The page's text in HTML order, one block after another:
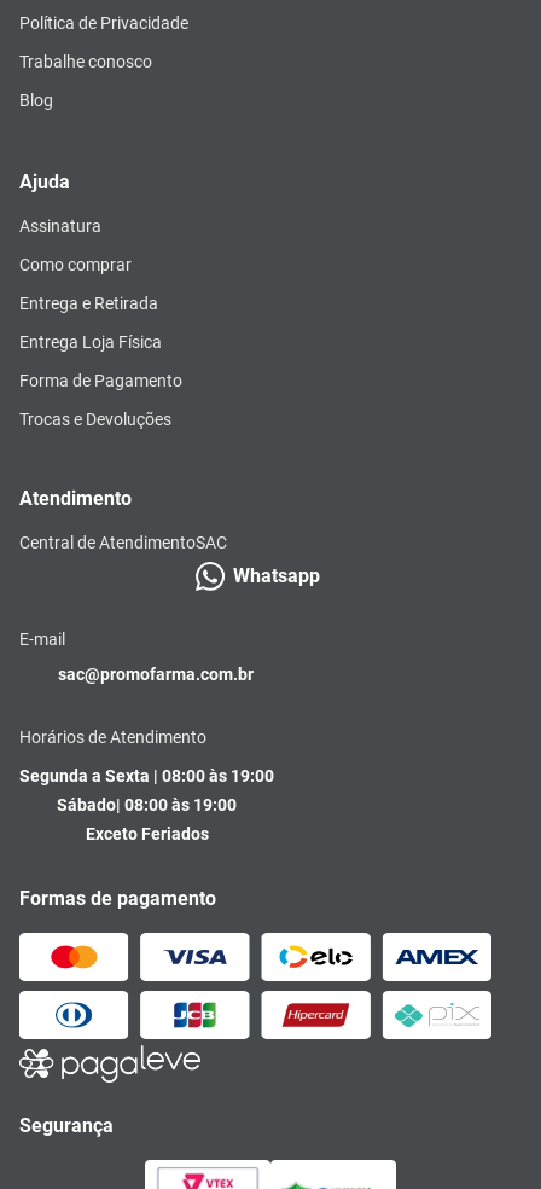
Política de Privacidade
Trabalhe conosco
Blog
Ajuda
Assinatura
Como comprar
Entrega e Retirada
Entrega Loja Física
Forma de Pagamento
Trocas e Devoluções
Atendimento
Central de AtendimentoSAC
Whatsapp
E-mail
sac@promofarma.com.br
Horários de Atendimento
Segunda a Sexta | 08:00 às 19:00
Sábado| 08:00 às 19:00
Exceto Feriados
Formas de pagamento
Segurança